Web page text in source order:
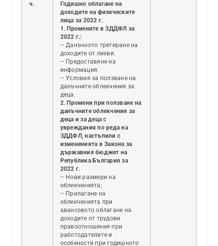
ч.
Годишно облагане на
доходите на физическите
лица за 2022 г.
1. Промените в ЗДДФЛ за
2022 г.:
– Данъчното третиране на
доходите от лихви.
– Предоставяне на
информация.
– Условия за ползване на
данъчните облекчения за
деца.
2. Промени при ползване на
данъчните облекчения за
деца и за деца с
увреждания по реда на
ЗДДФЛ, настъпили с
измененията в Закона за
държавния бюджет на
Република България за
2022 г.
– Нови размери на
облекченията;
– Прилагане на
облекченията при
авансовото облагане на
доходите от трудови
правоотношения при
работодателите и
особености при годишното